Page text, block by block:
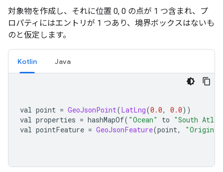
対象物を作成し、それに位置 0, 0 の点が 1 つ含まれ、プ
ロパティにはエントリが 1 つあり、境界ボックスはないも
のと仮定します。
Kotlin Java
val point = GeoJsonPoint(LatLng(0.0, 0.0))
val properties = hashMapOf( "Ocean" to "South
val pointFeature = GeoJsonFeature(point, "Origin"